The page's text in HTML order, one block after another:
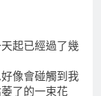
起已經過了幾
像會碰觸到我
了的一束花